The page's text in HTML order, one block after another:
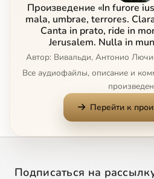
10
Clarae stellae, scintillate.
12 Clarae stellae, scintillate.
Произведение «In furore
mala, umbrae, terrores.
Canta in prato, ride in
Jerusalem. Nulla in
Автор: Вивальди, Антонио
Все аудиофайлы, описание и
Перейти к
Подписаться на